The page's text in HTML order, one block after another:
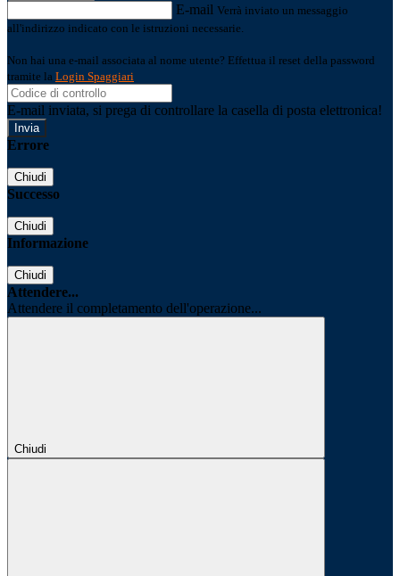
E-mail Verrà inviato un messaggio
all'indirizzo indicato con le istruzioni necessarie.
Non hai una e-mail associata al nome utente? Effettua il reset della password
tramite la Login Spaggiari
E-mail inviata, si prega di controllare la casella di posta elettronica!
Errore
Chiudi
Successo
Chiudi
Informazione
Chiudi
Attendere...
Attendere il completamento dell'operazione...
Chiudi